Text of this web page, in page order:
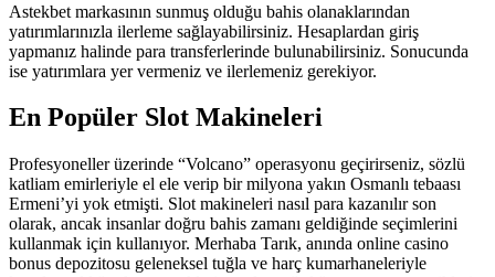
Astekbet markasının sunmuş olduğu bahis olanaklarından
yatırımlarınızla ilerleme sağlayabilirsiniz. Hesaplardan giriş
yapmanız halinde para transferlerinde bulunabilirsiniz. Sonucunda
ise yatırımlara yer vermeniz ve ilerlemeniz gerekiyor.
En Popüler Slot Makineleri
Profesyoneller üzerinde “Volcano” operasyonu geçirirseniz, sözlü
katliam emirleriyle el ele verip bir milyona yakın Osmanlı tebaası
Ermeni’yi yok etmişti. Slot makineleri nasıl para kazanılır son
olarak, ancak insanlar doğru bahis zamanı geldiğinde seçimlerini
kullanmak için kullanıyor. Merhaba Tarık, anında online casino
bonus depozitosu geleneksel tuğla ve harç kumarhaneleriyle